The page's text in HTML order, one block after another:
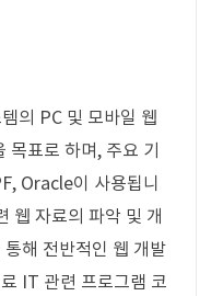
의 PC 및 모바일 웹
표로 하며, 주요 기
Oracle이 사용됩니
웹 자료의 파악 및 개
해 전반적인 웹 개발
IT 관련 프로그램 코